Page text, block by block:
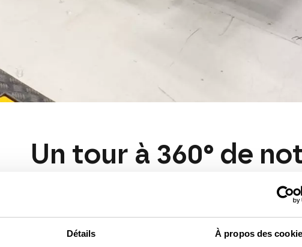
Détails À propos des
Un tour à 360° de
Une solution complète, de
Dans le cadre d’un projet industriel d’envergure, nos équipes ont